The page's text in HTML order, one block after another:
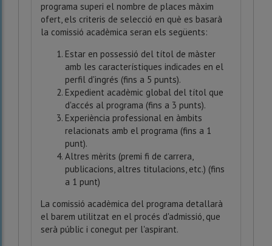
programa superi el nombre de places màxim
ofert, els criteris de selecció en què es basarà
la comissió acadèmica seran els següents:
Estar en possessió del títol de màster
amb les característiques indicades en el
perfil d'ingrés (fins a 5 punts).
Expedient acadèmic global del títol que
d'accés al programa (fins a 3 punts).
Experiència professional en àmbits
relacionats amb el programa (fins a 1
punt).
Altres mèrits (premi fi de carrera,
publicacions, altres titulacions, etc.) (fins
a 1 punt)
La comissió acadèmica del programa detallarà
el barem utilitzat en el procés d'admissió, que
serà públic i conegut per l'aspirant.